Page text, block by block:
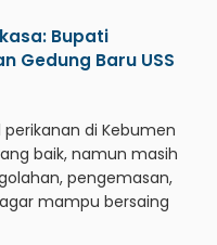
Bupati
Gedung Baru USS
di Kebumen
baik, namun masih
pengemasan,
mampu bersaing